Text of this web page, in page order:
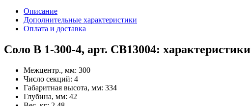
Описание
Дополнительные характеристики
Оплата и доставка
Соло В 1-300-4, арт. СВ13004: характеристики
Межцентр., мм: 300
Число секций: 4
Габаритная высота, мм: 334
Глубина, мм: 42